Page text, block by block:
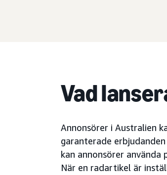
Vad
Annonsörer i Australien
garanterade
kan annonsörer
När en radartikel är